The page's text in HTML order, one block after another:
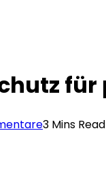
3 Mins Read